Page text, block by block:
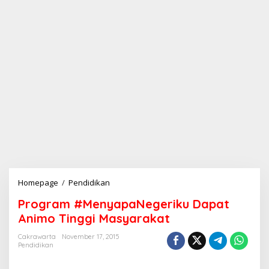
Homepage / Pendidikan
o
g
r
a
Program #MenyapaNegeriku Dapat
Animo Tinggi Masyarakat
Cakrawarta
November 17, 2015
Pendidikan